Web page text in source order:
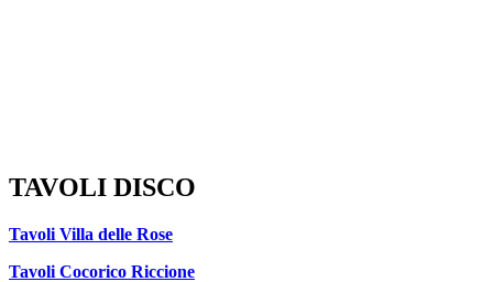
TAVOLI DISCO
Tavoli Villa delle Rose
Tavoli Cocorico Riccione